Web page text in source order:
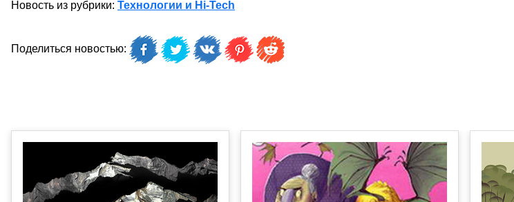
Новость из рубрики: Технологии и Hi-Tech
Поделиться новостью: